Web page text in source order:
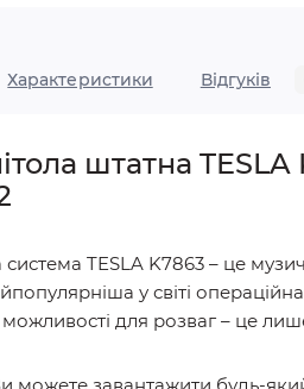
Характеристики Відгуків
штатна
система TESLA K7863 – це
у світі
для розваг – це